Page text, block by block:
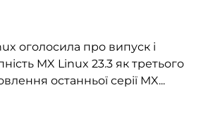
оголосила про випуск і
MX Linux 23.3 як третього
останньої серії MX...